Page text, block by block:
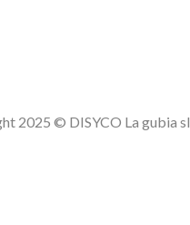
2025 © DISYCO La gubia sl